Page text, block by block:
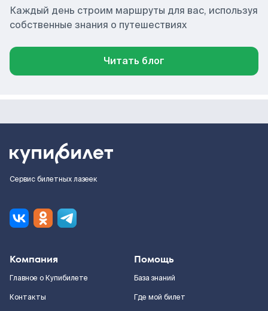
Каждый день строим маршруты для вас, используя
собственные знания о путешествиях
Читать блог
Сервис билетных лазеек
Компания
Главное о Купибилете
Контакты
Помощь
База знаний
Где мой билет